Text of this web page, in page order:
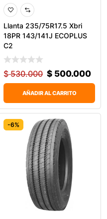
Llanta 235/75R17.5 Xbri
18PR 143/141J ECOPLUS
C2
$530.000 $ 500.000
AÑADIR AL CARRITO
-6%